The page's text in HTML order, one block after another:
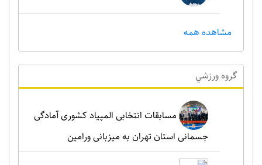
مشاهده همه
گروه ورزشي
مسابقات انتخابی المپیاد کشوری آمادگی
جسمانی استان تهران به میزبانی ورامین